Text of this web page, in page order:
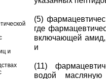
и
(5)
где
включающей
и
(11)
водой масляную